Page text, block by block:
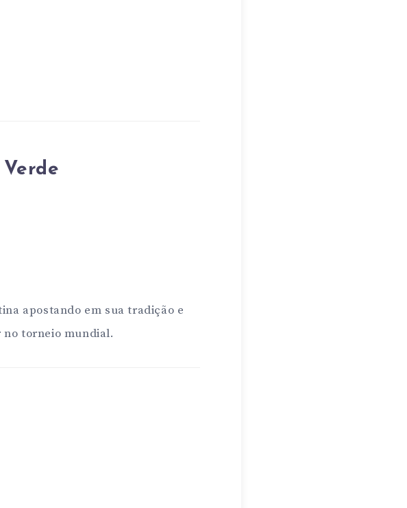
apostando em sua tradição e
no torneio mundial.